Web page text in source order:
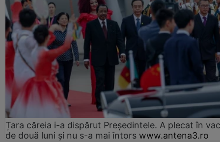
Țara căreia i-a dispărut Președintele. A plecat în
de două luni și nu s-a mai întors www.antena3.ro